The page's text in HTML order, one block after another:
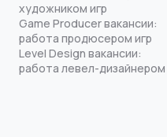
художником игр
Game Producer вакансии:
работа продюсером игр
Level Design вакансии:
работа левел-дизайнером